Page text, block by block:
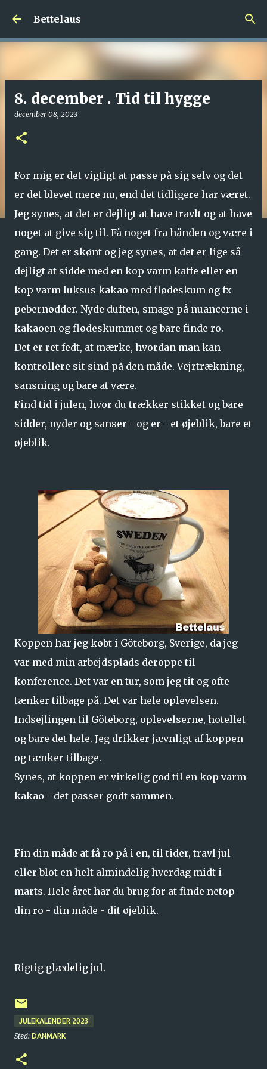
Gå videre til hovedindholdet
Bettelaus
8. december . Tid til hygge
december 08, 2023
For mig er det vigtigt at passe på sig selv og det
er det blevet mere nu, end det tidligere har været.
Jeg synes, at det er dejligt at have travlt og at have
noget at give sig til. Få noget fra hånden og være i
gang. Det er skønt og jeg synes, at det er lige så
dejligt at sidde med en kop varm kaffe eller en
kop varm luksus kakao med flødeskum og fx
pebernødder. Nyde duften, smage på nuancerne i
kakaoen og flødeskummet og bare finde ro.
Det er ret fedt, at mærke, hvordan man kan
kontrollere sit sind på den måde. Vejrtrækning,
sansning og bare at være.
Find tid i julen, hvor du trækker stikket og bare
sidder, nyder og sanser - og er - et øjeblik, bare et
øjeblik.
Koppen har jeg købt i Göteborg, Sverige, da jeg
var med min arbejdsplads deroppe til
konference. Det var en tur, som jeg tit og ofte
tænker tilbage på. Det var hele oplevelsen.
Indsejlingen til Göteborg, oplevelserne, hotellet
og bare det hele. Jeg drikker jævnligt af koppen
og tænker tilbage.
Synes, at koppen er virkelig god til en kop varm
kakao - det passer godt sammen.
Fin din måde at få ro på i en, til tider, travl jul
eller blot en helt almindelig hverdag midt i
marts. Hele året har du brug for at finde netop
din ro - din måde - dit øjeblik.
Rigtig glædelig jul.
JULEKALENDER 2023
Sted: DANMARK